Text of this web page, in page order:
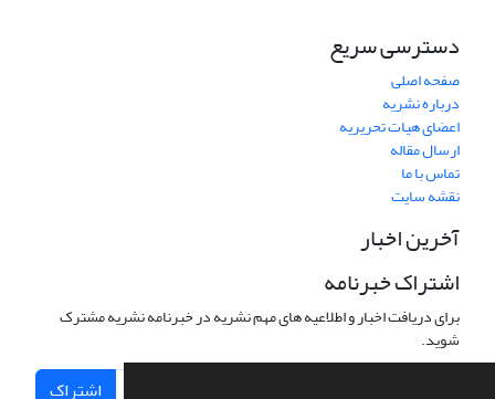
دسترسی سریع
صفحه اصلی
درباره نشریه
اعضای هیات تحریریه
ارسال مقاله
تماس با ما
نقشه سایت
آخرین اخبار
اشتراک خبرنامه
برای دریافت اخبار و اطلاعیه های مهم نشریه در خبرنامه نشریه مشترک
شوید.
اشتراک